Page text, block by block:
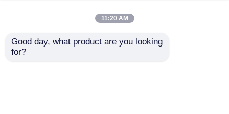
Kantong
11:20 AM
Good day, what product are you looking
for?